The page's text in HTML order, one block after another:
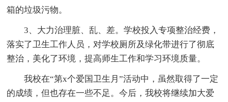
箱的垃圾污物。
3、大力治理脏、乱、差。学校投入专项整治经费，
落实了卫生工作人员，对学校厕所及绿化带进行了彻底
整治，美化了环境，提高师生工作和学习环境质量。
我校在“第x个爱国卫生月”活动中，虽然取得了一定
的成绩，但也存在一些不足。今后，我校将继续加大爱